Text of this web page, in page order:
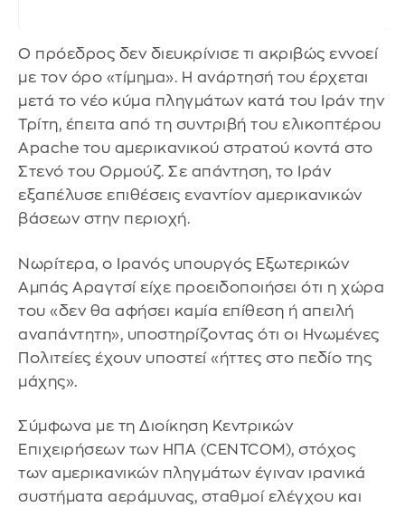
Ο πρόεδρος δεν διευκρίνισε τι ακριβώς εννοεί
με τον όρο «τίμημα». Η ανάρτησή του έρχεται
μετά το νέο κύμα πληγμάτων κατά του Ιράν την
Τρίτη, έπειτα από τη συντριβή του ελικοπτέρου
Apache του αμερικανικού στρατού κοντά στο
Στενό του Ορμούζ. Σε απάντηση, το Ιράν
εξαπέλυσε επιθέσεις εναντίον αμερικανικών
βάσεων στην περιοχή.
Νωρίτερα, ο Ιρανός υπουργός Εξωτερικών
Αμπάς Αραγτσί είχε προειδοποιήσει ότι η χώρα
του «δεν θα αφήσει καμία επίθεση ή απειλή
αναπάντητη», υποστηρίζοντας ότι οι Ηνωμένες
Πολιτείες έχουν υποστεί «ήττες στο πεδίο της
μάχης».
Σύμφωνα με τη Διοίκηση Κεντρικών
Επιχειρήσεων των ΗΠΑ (CENTCOM), στόχος
των αμερικανικών πληγμάτων έγιναν ιρανικά
συστήματα αεράμυνας, σταθμοί ελέγχου και